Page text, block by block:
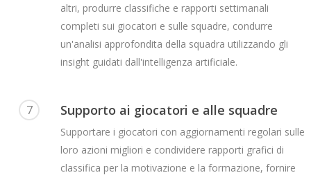
altri, produrre classifiche e rapporti settimanali
completi sui giocatori e sulle squadre, condurre
un'analisi approfondita della squadra utilizzando gli
insight guidati dall'intelligenza artificiale.
7 Supporto ai giocatori e alle squadre
Supportare i giocatori con aggiornamenti regolari sulle
loro azioni migliori e condividere rapporti grafici di
classifica per la motivazione e la formazione, fornire